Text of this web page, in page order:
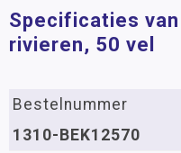
Specificaties
rivieren, 50 vel
Bestelnummer
1310-BEK12570